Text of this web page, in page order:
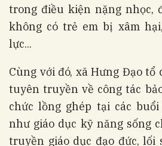
trong điều kiện nặng nhọc,
không có trẻ em bị xâm
lực...
Cùng với đó, xã Hưng Đạo tổ
tuyên truyền về công tác
chức lồng ghép tại các
như giáo dục kỹ năng sống
truyền giáo dục đạo đức, lối